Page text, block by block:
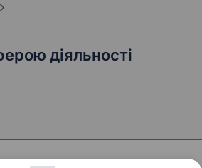
діяльності